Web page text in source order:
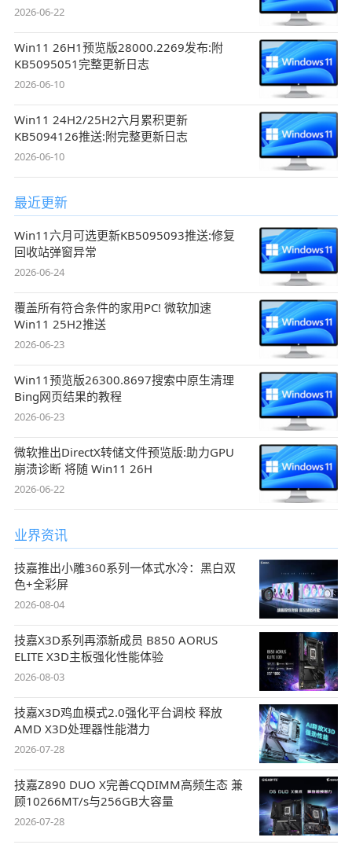
2026-06-22
Win11 26H1预览版28000.2269发布:附
KB5095051完整更新日志
2026-06-10
Win11 24H2/25H2六月累积更新
KB5094126推送:附完整更新日志
2026-06-10
最近更新
Win11六月可选更新KB5095093推送:修复
回收站弹窗异常
2026-06-24
覆盖所有符合条件的家用PC! 微软加速
Win11 25H2推送
2026-06-23
Win11预览版26300.8697搜索中原生清理
Bing网页结果的教程
2026-06-23
微软推出DirectX转储文件预览版:助力GPU
崩溃诊断 将随 Win11 26H
2026-06-22
业界资讯
技嘉推出小雕360系列一体式水冷：黑白双
色+全彩屏
2026-08-04
技嘉X3D系列再添新成员 B850 AORUS
ELITE X3D主板强化性能体验
2026-08-03
技嘉X3D鸡血模式2.0强化平台调校 释放
AMD X3D处理器性能潜力
2026-07-28
技嘉Z890 DUO X完善CQDIMM高频生态 兼
顾10266MT/s与256GB大容量
2026-07-28